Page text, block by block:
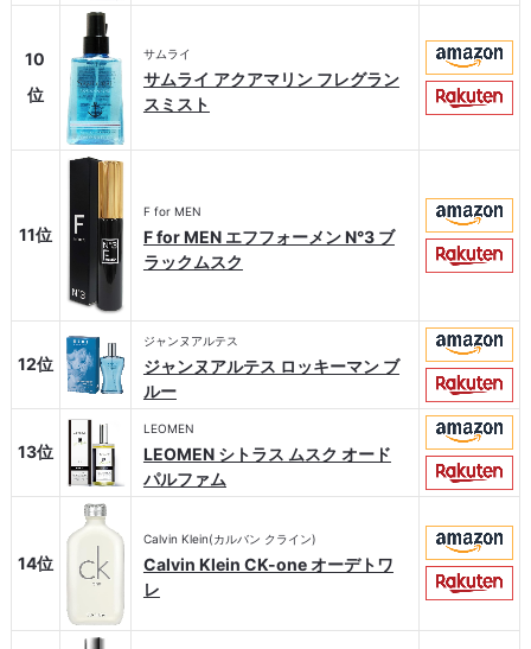
10
位
サムライ
サムライ アクアマリン フレグラン
スミスト
11位
F for MEN
F for MEN エフフォーメン N°3 ブ
ラックムスク
12位
ジャンヌアルテス
ジャンヌアルテス ロッキーマン ブ
ルー
13位
LEOMEN
LEOMEN シトラス ムスク オード
パルファム
14位
Calvin Klein(カルバン クライン)
Calvin Klein CK-one オーデトワ
レ